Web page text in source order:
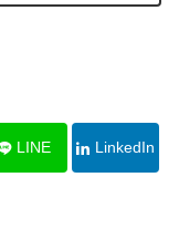
LINE LinkedIn